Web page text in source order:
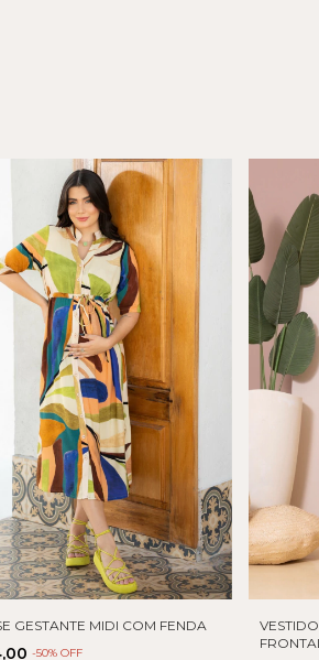
GESTANTE MIDI COM FENDA
-50% OFF